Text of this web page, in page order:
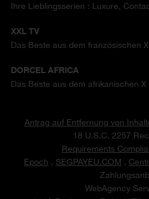
Ihre Lieblingsserien : Luxure,
XXL TV
Das Beste aus dem französischen X
DORCEL AFRICA
Das Beste aus dem afrikanischen X
Antrag auf Entfernung von
18 U.S.C. 2257
Requirements
Epoch , SEGPAYEU.COM ,
WebAgency